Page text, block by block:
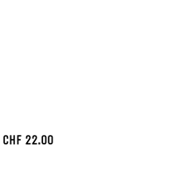
CHF 22.00